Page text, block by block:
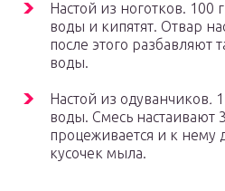
Настой из ноготков. 100
воды и кипятят. Отвар
после этого разбавляют
воды.
Настой из одуванчиков.
воды. Смесь настаивают
процеживается и к нему
кусочек мыла.